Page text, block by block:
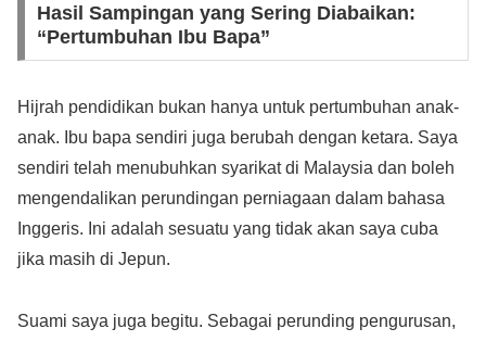
Hasil Sampingan yang Sering Diabaikan:
“Pertumbuhan Ibu Bapa”
Hijrah pendidikan bukan hanya untuk pertumbuhan anak-
anak. Ibu bapa sendiri juga berubah dengan ketara. Saya
sendiri telah menubuhkan syarikat di Malaysia dan boleh
mengendalikan perundingan perniagaan dalam bahasa
Inggeris. Ini adalah sesuatu yang tidak akan saya cuba
jika masih di Jepun.
Suami saya juga begitu. Sebagai perunding pengurusan,